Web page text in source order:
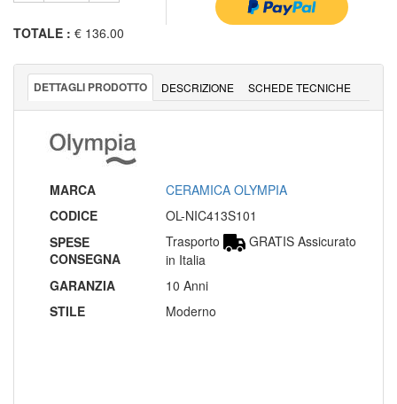
TOTALE : € 136.00
DETTAGLI PRODOTTO DESCRIZIONE SCHEDE TECNICHE
MARCA
CERAMICA OLYMPIA
CODICE
OL-NIC413S101
SPESE
CONSEGNA
Trasporto
GRATIS Assicurato
in Italia
GARANZIA
10 Anni
STILE
Moderno